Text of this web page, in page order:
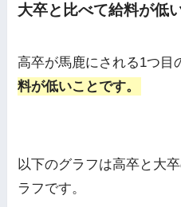
大卒と比べて給料が低
高卒が馬鹿にされる1つ目
料が低いことです。
以下のグラフは高卒と大
ラフです。